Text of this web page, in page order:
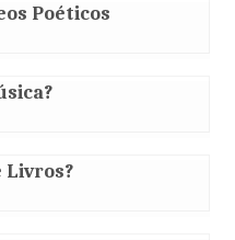
Poéticos
Livros?